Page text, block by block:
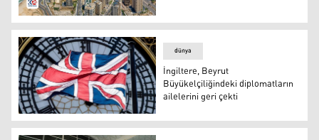
FOTO-Arşiv
İngiltere, Beyrut Büyükelçiliğindeki diplomatların
dünya
İngiltere, Beyrut
Büyükelçiliğindeki diplomatların
ailelerini geri çekti